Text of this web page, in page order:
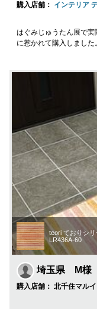
購入店舗： インテリア
はぐみじゅうたん展で
に惹かれて購入しました
teori ておりシ
LR436A-60
埼玉県 M様
購入店舗： 北千住マルイ